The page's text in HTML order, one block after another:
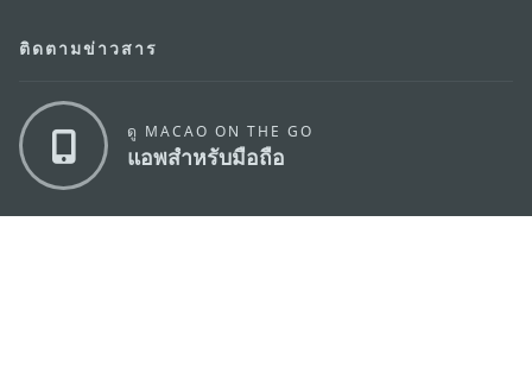
ติดตามข่าวสาร
ดู MACAO ON THE GO
แอพสำหรับมือถือ